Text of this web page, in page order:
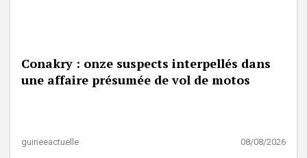
Conakry : onze suspects interpellés dans
une affaire présumée de vol de motos
guineeactuelle 08/08/2026